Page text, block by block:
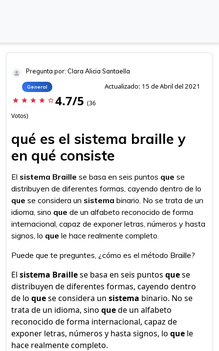
Pregunta por: Clara Alicia Santaella
General Actualizado: 15 de Abril del 2021
star star star star star_border 4.7/5 (36
Votos)
qué es el sistema braille y
en qué consiste
El sistema Braille se basa en seis puntos que se
distribuyen de diferentes formas, cayendo dentro de lo
que se considera un sistema binario. No se trata de un
idioma, sino que de un alfabeto reconocido de forma
internacional, capaz de exponer letras, números y hasta
signos, lo que le hace realmente completo.
Puede que te preguntes, ¿cómo es el método Braille?
El sistema Braillese basa en seis puntos quese
distribuyen de diferentes formas, cayendo dentro
de lo quese considera un sistema binario. No se
trata de un idioma, sino quede un alfabeto
reconocido de forma internacional, capaz de
exponer letras, números y hasta signos, lo que le
hace realmente completo.